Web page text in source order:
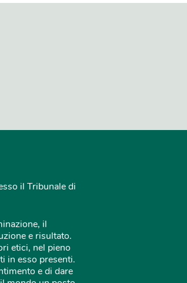
il Tribunale di
il
e risultato.
etici, nel pieno
in esso presenti.
e di dare